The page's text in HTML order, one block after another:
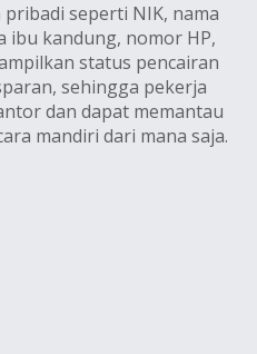
seperti NIK, nama
ibu kandung, nomor HP,
status pencairan
sehingga pekerja
dan dapat memantau
mandiri dari mana saja.